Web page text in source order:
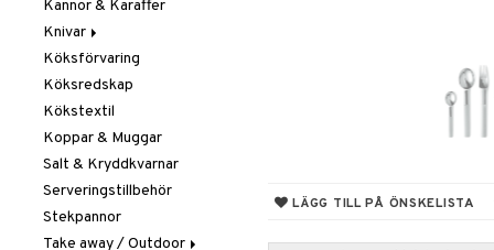
LÄGG TILL PÅ ÖNSKELISTA
Drink- & Cocktailglas
Ölglas
Snaps- & Avecglas
Vinglas
Whiskey- & Cognacglas
Brödrostar
Kaffe, Te & Espresso
Mixer & Elvispar
Övriga maskiner
Vattenkokare
Kannor & Karaffer
Knivar
Brödknivar
Knivset
Knivslipar och Brynen
Knivtillbehör
Kockknivar
Skal- & Grönsaksknivar
Skärbrädor
Specialknivar
Köksförvaring
Köksredskap
Kökstextil
Koppar & Muggar
Salt & Kryddkvarnar
Serveringstillbehör
Stekpannor
Take away / Outdoor